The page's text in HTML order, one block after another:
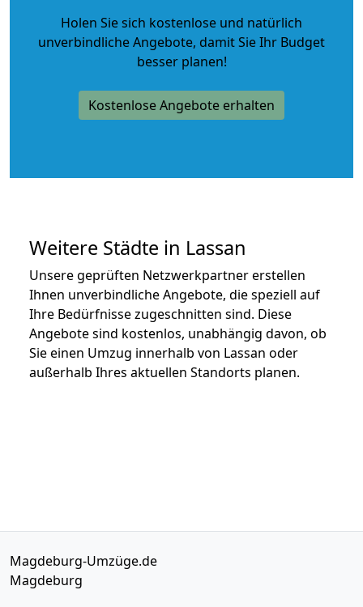
Holen Sie sich kostenlose und natürlich
unverbindliche Angebote, damit Sie Ihr Budget
besser planen!
Kostenlose Angebote erhalten
Weitere Städte in Lassan
Unsere geprüften Netzwerkpartner erstellen
Ihnen unverbindliche Angebote, die speziell auf
Ihre Bedürfnisse zugeschnitten sind. Diese
Angebote sind kostenlos, unabhängig davon, ob
Sie einen Umzug innerhalb von Lassan oder
außerhalb Ihres aktuellen Standorts planen.
Magdeburg-Umzüge.de
Magdeburg